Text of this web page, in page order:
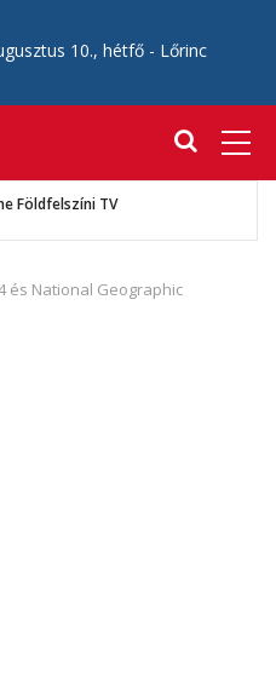
10., hétfő - Lőrinc
AXN Crime néven folytatja
és National Geographic